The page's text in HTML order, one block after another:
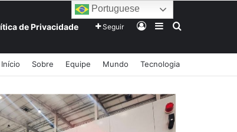
de Privacidade Seguir EntrarBarra Lateral
Procurar por
Início Sobre Equipe Mundo Tecnologia
Portuguese